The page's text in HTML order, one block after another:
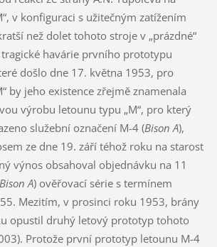
v konfiguraci s užitečným zatížením
než dolet tohoto stroje v „prázdné“
havárie prvního prototypu
došlo dne 17. května 1953, pro
by jeho existence zřejmě znamenala
výrobu letounu typu „M“, pro který
služební označení M-4 (Bison A),
ze dne 19. září téhož roku na starost
výnos obsahoval objednávku na 11
A) ověřovací série s termínem
Mezitím, v prosinci roku 1953, brány
opustil druhý letový prototyp tohoto
Protože první prototyp letounu M-4